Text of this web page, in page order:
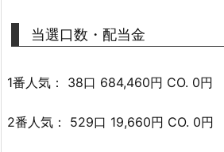
当選口数・配当金
1番人気： 38口 684,460円 CO. 0円
2番人気： 529口 19,660円 CO. 0円